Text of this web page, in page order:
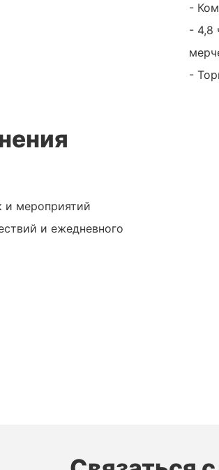
-
- 4,8
-
и мероприятий
и ежедневного